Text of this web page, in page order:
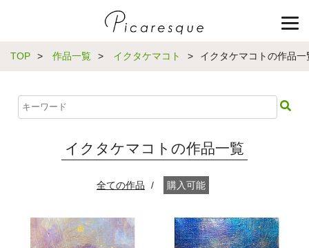
TOP > 作品一覧 > イクタケマコト > イクタケマコトの作品
イクタケマコトの作品一覧
全ての作品 / 購入可能